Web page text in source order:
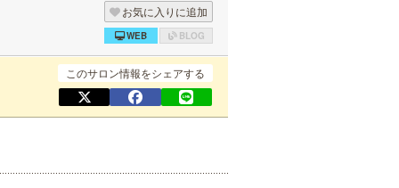
お気に入りに追加
WEB BLOG
このサロン情報をシェアする